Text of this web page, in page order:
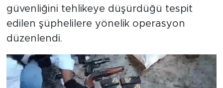
güvenliğini tehlikeye düşürdüğü tespit
edilen şüphelilere yönelik operasyon
düzenlendi.